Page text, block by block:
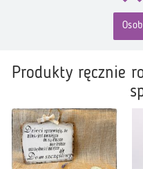
Produkty ręcznie